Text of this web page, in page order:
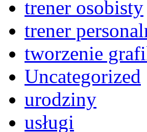
trener osobisty
trener
tworzenie
Uncategorized
urodziny
usługi